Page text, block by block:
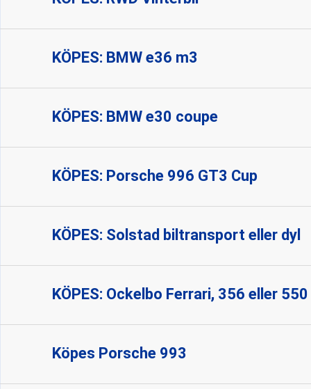
KÖPES: BMW e36 m3
KÖPES: BMW e30 coupe
KÖPES: Porsche 996 GT3 Cup
KÖPES: Solstad biltransport eller dyl
KÖPES: Ockelbo Ferrari, 356 eller
Köpes Porsche 993